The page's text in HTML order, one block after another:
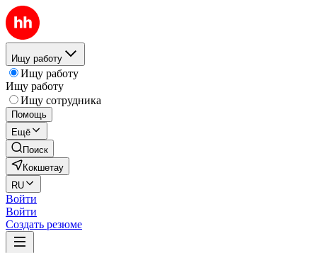
Ищу работу
Ищу работу
Ищу работу
Ищу сотрудника
Помощь
Ещё
Поиск
Кокшетау
RU
Войти
Войти
Создать резюме